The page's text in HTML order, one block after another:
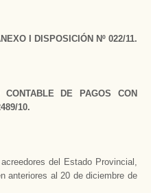
I DISPOSICIÓN Nº 022/11.
CONTABLE DE PAGOS CON
10.
del Estado Provincial,
anteriores al 20 de diciembre de